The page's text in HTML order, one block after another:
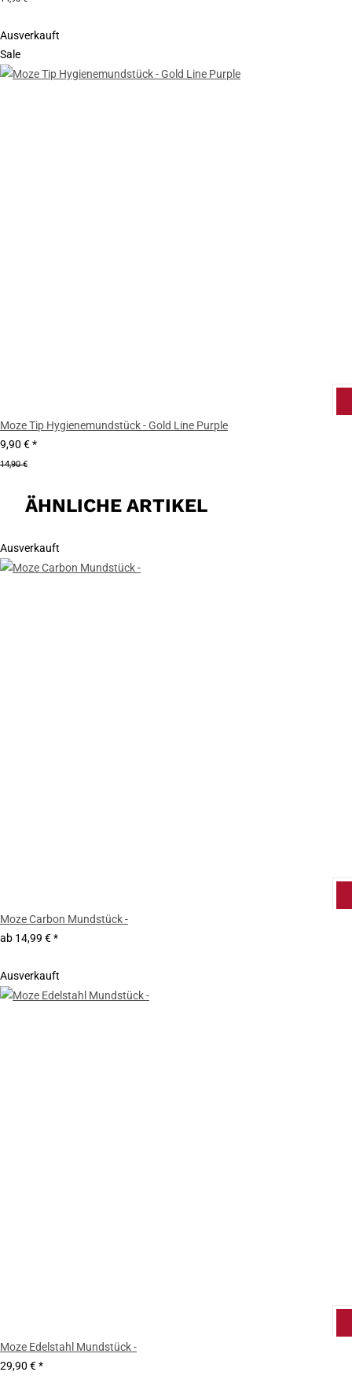
Ausverkauft
Sale
Moze Tip Hygienemundstück - Gold Line Purple
9,90 €*
14,90 €
ÄHNLICHE ARTIKEL
Ausverkauft
Moze Carbon Mundstück -
ab 14,99 €*
Ausverkauft
Moze Edelstahl Mundstück -
29,90 €*